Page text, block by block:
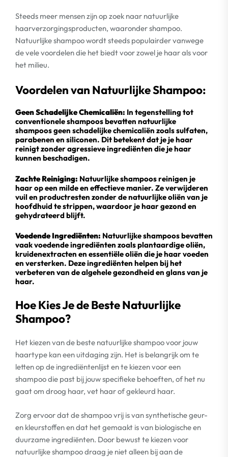
Steeds meer mensen zijn op zoek naar natuurlijke
haarverzorgingsproducten, waaronder shampoo.
Natuurlijke shampoo wordt steeds populairder vanwege
de vele voordelen die het biedt voor zowel je haar als voor
het milieu.
Voordelen van Natuurlijke Shampoo:
Geen Schadelijke Chemicaliën: In tegenstelling tot
conventionele shampoos bevatten natuurlijke
shampoos geen schadelijke chemicaliën zoals sulfaten,
parabenen en siliconen. Dit betekent dat je je haar
reinigt zonder agressieve ingrediënten die je haar
kunnen beschadigen.
Zachte Reiniging: Natuurlijke shampoos reinigen je
haar op een milde en effectieve manier. Ze verwijderen
vuil en productresten zonder de natuurlijke oliën van je
hoofdhuid te strippen, waardoor je haar gezond en
gehydrateerd blijft.
Voedende Ingrediënten: Natuurlijke shampoos bevatten
vaak voedende ingrediënten zoals plantaardige oliën,
kruidenextracten en essentiële oliën die je haar voeden
en versterken. Deze ingrediënten helpen bij het
verbeteren van de algehele gezondheid en glans van je
haar.
Hoe Kies Je de Beste Natuurlijke
Shampoo?
Het kiezen van de beste natuurlijke shampoo voor jouw
haartype kan een uitdaging zijn. Het is belangrijk om te
letten op de ingrediëntenlijst en te kiezen voor een
shampoo die past bij jouw specifieke behoeften, of het nu
gaat om droog haar, vet haar of gekleurd haar.
Zorg ervoor dat de shampoo vrij is van synthetische geur-
en kleurstoffen en dat het gemaakt is van biologische en
duurzame ingrediënten. Door bewust te kiezen voor
natuurlijke shampoo draag je niet alleen bij aan de